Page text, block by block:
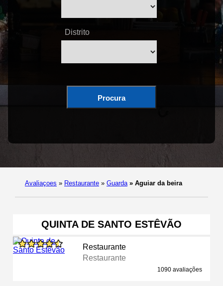
Distrito
Procura
Avaliaçoes » Restaurante » Guarda » Aguiar da beira
QUINTA DE SANTO ESTÊVÃO
Restaurante
Restaurante
1090 avaliações